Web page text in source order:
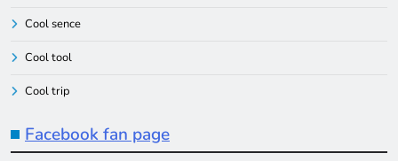
Cool sence
Cool tool
Cool trip
Facebook fan page